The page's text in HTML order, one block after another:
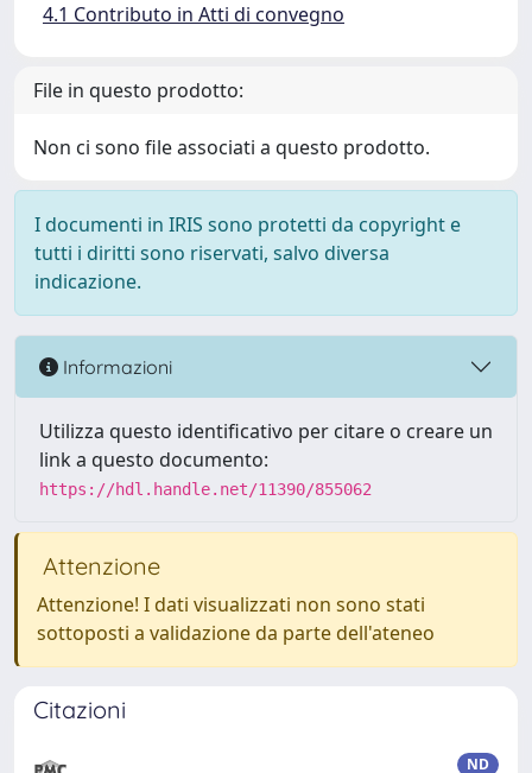
4.1 Contributo in Atti di convegno
File in questo prodotto:
Non ci sono file associati a questo prodotto.
I documenti in IRIS sono protetti da copyright e
tutti i diritti sono riservati, salvo diversa
indicazione.
Informazioni
Utilizza questo identificativo per citare o creare un
link a questo documento:
https://hdl.handle.net/11390/855062
Attenzione
Attenzione! I dati visualizzati non sono stati
sottoposti a validazione da parte dell'ateneo
Citazioni
ND